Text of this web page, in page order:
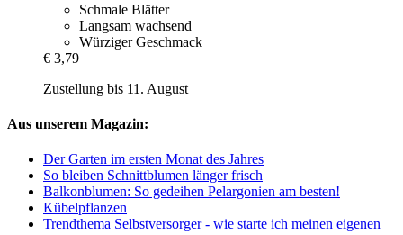
Schmale Blätter
Langsam wachsend
Würziger Geschmack
€ 3,79
Zustellung bis 11. August
Aus unserem Magazin:
Der Garten im ersten Monat des Jahres
So bleiben Schnittblumen länger frisch
Balkonblumen: So gedeihen Pelargonien am besten!
Kübelpflanzen
Trendthema Selbstversorger - wie starte ich meinen eigenen